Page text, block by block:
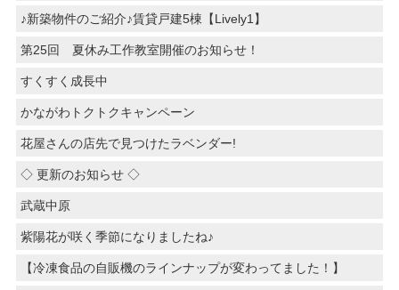
♪新築物件のご紹介♪賃貸戸建5棟【Lively1】
第25回 夏休み工作教室開催のお知らせ！
すくすく成長中
かながわトクトクキャンペーン
花屋さんの店先で見つけたラベンダー!
◇ 更新のお知らせ ◇
武蔵中原
紫陽花が咲く季節になりましたね♪
【冷凍食品の自販機のラインナップが変わってました！】